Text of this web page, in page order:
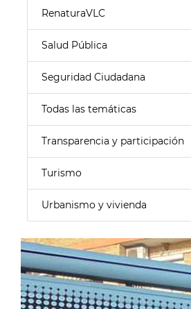
RenaturaVLC
Salud Pública
Seguridad Ciudadana
Todas las temáticas
Transparencia y participación
Turismo
Urbanismo y vivienda